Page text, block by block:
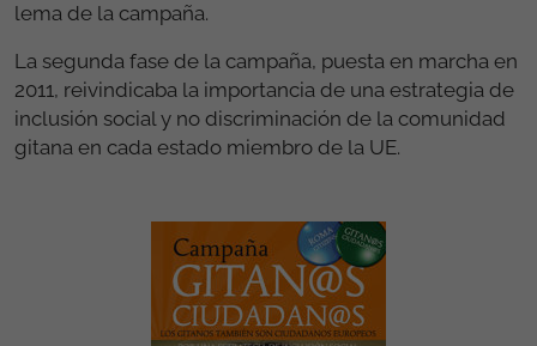
lema de la campaña.
La segunda fase de la campaña, puesta en marcha en
2011, reivindicaba la importancia de una estrategia de
inclusión social y no discriminación de la comunidad
gitana en cada estado miembro de la UE.